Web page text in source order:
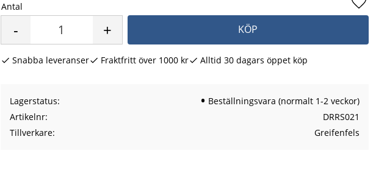
Antal
+
- KÖP
Lägg
Snabba leveranser Fraktfritt över 1000 kr Alltid 30 dagars öppet köp
Lagerstatus
Beställningsvara (normalt 1-2 veckor)
Artikelnr
DRRS021
Tillverkare
Greifenfels